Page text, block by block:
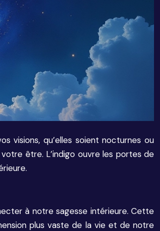
visions, qu’elles soient nocturnes ou
être. L’indigo ouvre les portes de
à notre sagesse intérieure. Cette
plus vaste de la vie et de notre